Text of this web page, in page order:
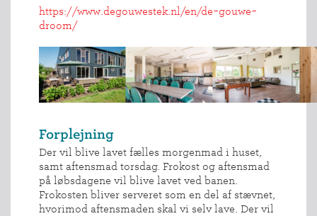
INDMELDELSE
NYHEDER
SPORTSGRENE
https://www.degouwestek.nl/en/de-gouwe-
droom/
Forplejning
Der vil blive lavet fælles morgenmad i huset,
samt aftensmad torsdag. Frokost og aftensmad
på løbsdagene vil blive lavet ved banen.
Frokosten bliver serveret som en del af stævnet,
hvorimod aftensmaden skal vi selv lave. Der vil